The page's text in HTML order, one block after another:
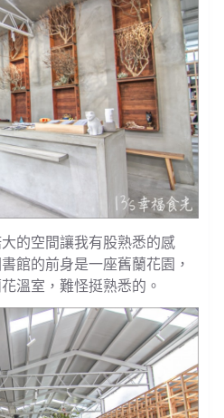
的空間讓我有股熟悉的感
館的前身是一座舊蘭花園，
溫室，難怪挺熟悉的。